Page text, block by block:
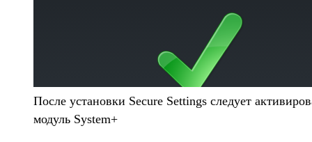
После установки Secure Settings следует
модуль System+